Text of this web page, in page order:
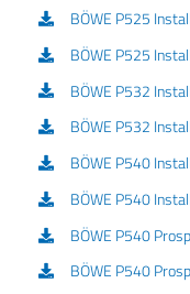
BÖWE P525
BÖWE P525
BÖWE P532
BÖWE P532
BÖWE P540
BÖWE P540
BÖWE P540
BÖWE P540